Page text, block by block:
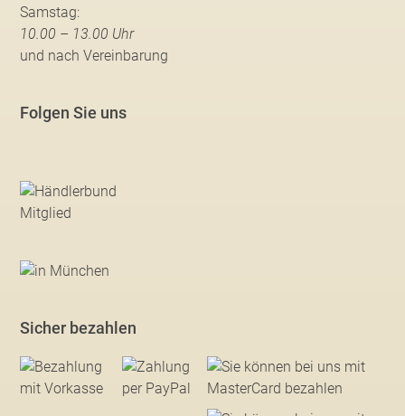
Samstag:
10.00 – 13.00 Uhr
und nach Vereinbarung
Folgen Sie uns
Sicher bezahlen